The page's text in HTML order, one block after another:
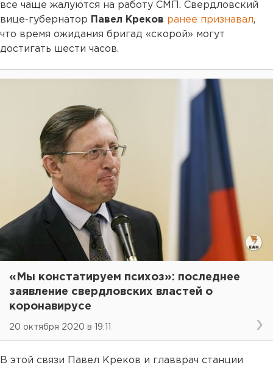
все чаще жалуются на работу СМП. Свердловский
вице-губернатор
Павел Креков ранее признавал,
что время ожидания бригад «скорой» могут
достигать шести часов.
«Мы констатируем психоз»: последнее
заявление свердловских властей о
коронавирусе
20 октября 2020 в 19:11
В этой связи Павел Креков и главврач станции